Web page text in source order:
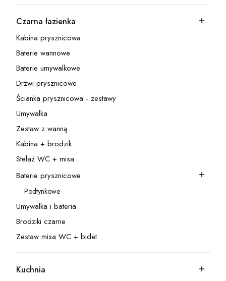
Kategoria - Czarna łazienka
Czarna łazienka
Kategoria - Kabina prysznicowa
Kabina prysznicowa
Kategoria - Baterie wannowe
Baterie wannowe
Kategoria - Baterie umywalkowe
Baterie umywalkowe
Kategoria - Drzwi prysznicowe
Drzwi prysznicowe
Kategoria - Ścianka prysznicowa - zestawy
Ścianka prysznicowa - zestawy
Kategoria - Umywalka
Umywalka
Kategoria - Zestaw z wanną
Zestaw z wanną
Kategoria - Kabina + brodzik
Kabina + brodzik
Kategoria - Stelaż WC + misa
Stelaż WC + misa
Kategoria - Baterie prysznicowe
Baterie prysznicowe
Kategoria - Podtynkowe
Podtynkowe
Kategoria - Umywalka i bateria
Umywalka i bateria
Kategoria - Brodziki czarne
Brodziki czarne
Kategoria - Zestaw misa WC + bidet
Zestaw misa WC + bidet
Kategoria - Kuchnia
Kuchnia